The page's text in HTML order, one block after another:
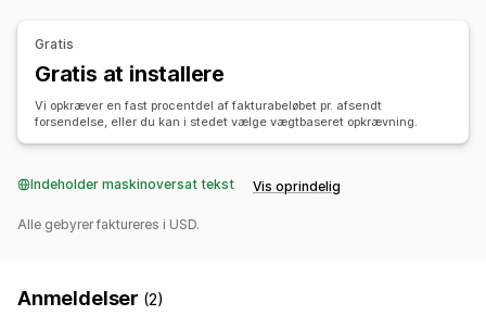
Ordresynkronisering
Sporing i realtid
Brandet sporingsside Mailnotifikationer
Ordreopdateringer Leveringsanalyse
Gratis
Gratis at installere
Vi opkræver en fast procentdel af fakturabeløbet pr. afsendt
forsendelse, eller du kan i stedet vælge vægtbaseret opkrævning.
Indeholder maskinoversat tekst Vis oprindelig
Alle gebyrer faktureres i USD.
Anmeldelser (2)